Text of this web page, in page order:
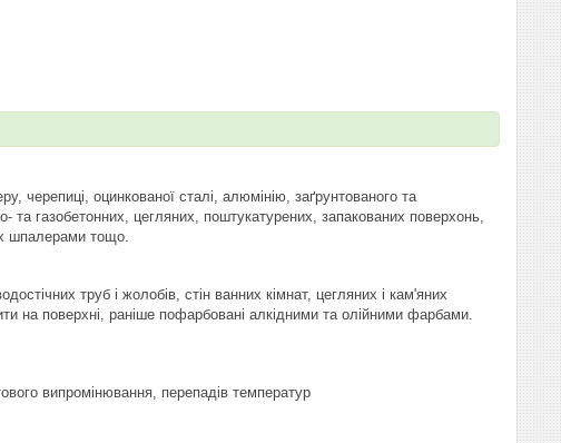
оцинкованої сталі, алюмінію, заґрунтованого та
та газобетонних, цегляних, поштукатурених, запакованих поверхонь,
шпалерами тощо.
труб і жолобів, стін ванних кімнат, цегляних і кам'яних
на поверхні, раніше пофарбовані алкідними та олійними фарбами.
випромінювання, перепадів температур